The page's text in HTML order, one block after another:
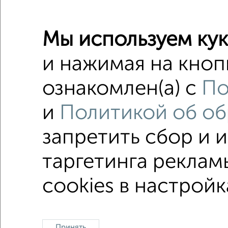
Студии
Поиск по
с
с
Однокомнатные
Мы используем
и нажимая на
ознакомлен(а) с
и
Политикой об
запретить сбор и
таргетинга
cookies в